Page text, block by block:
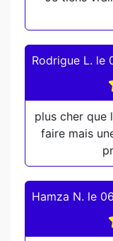
Rodrigue L. le
plus cher que
faire mais
Hamza N. le